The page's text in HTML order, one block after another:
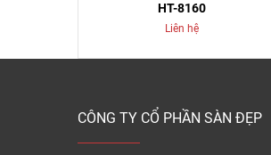
HT-8160
Liên hệ
CÔNG TY CỔ PHẦN SÀN ĐẸP